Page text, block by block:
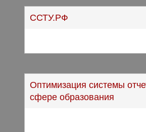
ССТУ.РФ
Оптимизация системы
сфере образования